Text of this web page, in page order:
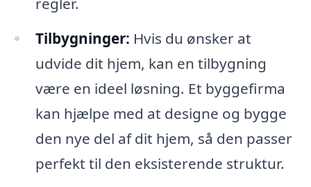
Tilbygninger: Hvis du ønsker at
udvide dit hjem, kan en tilbygning
være en ideel løsning. Et byggefirma
kan hjælpe med at designe og bygge
den nye del af dit hjem, så den passer
perfekt til den eksisterende struktur.